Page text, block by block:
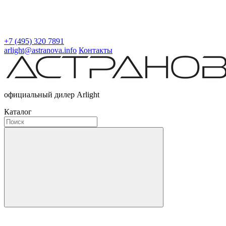
+7 (495) 320 7891
arlight@astranova.info Контакты
официальный дилер Arlight
Каталог